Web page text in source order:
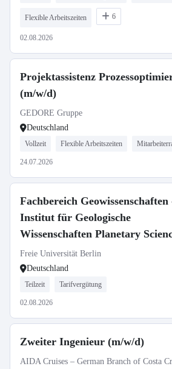
Flexible Arbeitszeiten 6
02.08.2026
Projektassistenz
(m/w/d)
GEDORE Gruppe
Deutschland
Vollzeit Flexible Arbeitszeiten
24.07.2026
Fachbereich Geowissenschaften
Institut für Geologische
Wissenschaften Planetary
SFB 1759
Freie Universität Berlin
Deutschland
Teilzeit Tarifvergütung
02.08.2026
Zweiter Ingenieur (m/w/d)
AIDA Cruises – German Branch of Costa